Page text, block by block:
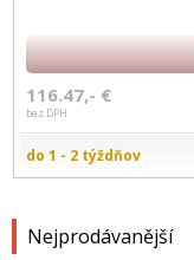
Nejprodávanější
116.47,- €
bez DPH
do 1 - 2 týždňov